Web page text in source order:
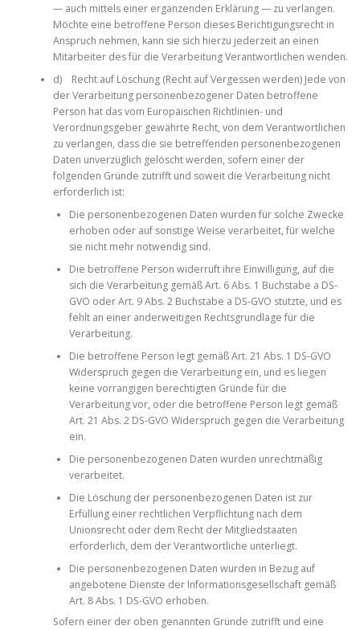
— auch mittels einer ergänzenden Erklärung — zu verlangen.
Möchte eine betroffene Person dieses Berichtigungsrecht in
Anspruch nehmen, kann sie sich hierzu jederzeit an einen
Mitarbeiter des für die Verarbeitung Verantwortlichen wenden.
d) Recht auf Löschung (Recht auf Vergessen werden) Jede von
der Verarbeitung personenbezogener Daten betroffene
Person hat das vom Europäischen Richtlinien- und
Verordnungsgeber gewährte Recht, von dem Verantwortlichen
zu verlangen, dass die sie betreffenden personenbezogenen
Daten unverzüglich gelöscht werden, sofern einer der
folgenden Gründe zutrifft und soweit die Verarbeitung nicht
erforderlich ist:
Die personenbezogenen Daten wurden für solche Zwecke
erhoben oder auf sonstige Weise verarbeitet, für welche
sie nicht mehr notwendig sind.
Die betroffene Person widerruft ihre Einwilligung, auf die
sich die Verarbeitung gemäß Art. 6 Abs. 1 Buchstabe a DS-
GVO oder Art. 9 Abs. 2 Buchstabe a DS-GVO stützte, und es
fehlt an einer anderweitigen Rechtsgrundlage für die
Verarbeitung.
Die betroffene Person legt gemäß Art. 21 Abs. 1 DS-GVO
Widerspruch gegen die Verarbeitung ein, und es liegen
keine vorrangigen berechtigten Gründe für die
Verarbeitung vor, oder die betroffene Person legt gemäß
Art. 21 Abs. 2 DS-GVO Widerspruch gegen die Verarbeitung
ein.
Die personenbezogenen Daten wurden unrechtmäßig
verarbeitet.
Die Löschung der personenbezogenen Daten ist zur
Erfüllung einer rechtlichen Verpflichtung nach dem
Unionsrecht oder dem Recht der Mitgliedstaaten
erforderlich, dem der Verantwortliche unterliegt.
Die personenbezogenen Daten wurden in Bezug auf
angebotene Dienste der Informationsgesellschaft gemäß
Art. 8 Abs. 1 DS-GVO erhoben.
Sofern einer der oben genannten Gründe zutrifft und eine